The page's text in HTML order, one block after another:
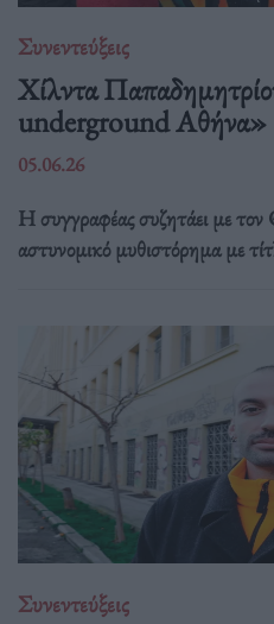
Συνεντεύξεις
Χίλντα
underground Αθήνα»
05.06.26
Η συγγραφέας συζητάει με
αστυνομικό μυθιστόρημα με
Συνεντεύξεις